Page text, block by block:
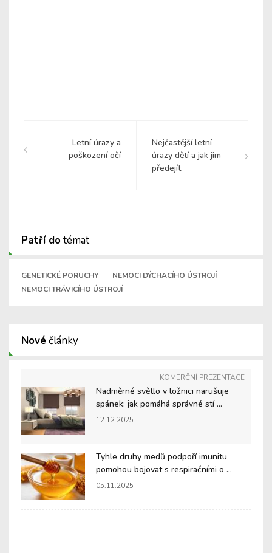
Letní úrazy a
poškození očí
Nejčastější letní
úrazy dětí a jak jim
předejít
Patří dotémat
GENETICKÉ PORUCHY
NEMOCI DÝCHACÍHO ÚSTROJÍ
NEMOCI TRÁVICÍHO ÚSTROJÍ
Nové články
KOMERČNÍ PREZENTACE
Nadměrné světlo v ložnici narušuje
spánek: jak pomáhá správné stí ...
12.12.2025
Tyhle druhy medů podpoří imunitu
pomohou bojovat s respiračními o ...
05.11.2025